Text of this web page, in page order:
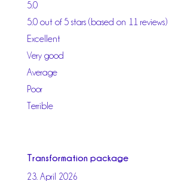
5.0
5.0 out of 5 stars (based on 11 reviews)
Excellent
Very good
Average
Poor
Terrible
Transformation package
23. April 2026